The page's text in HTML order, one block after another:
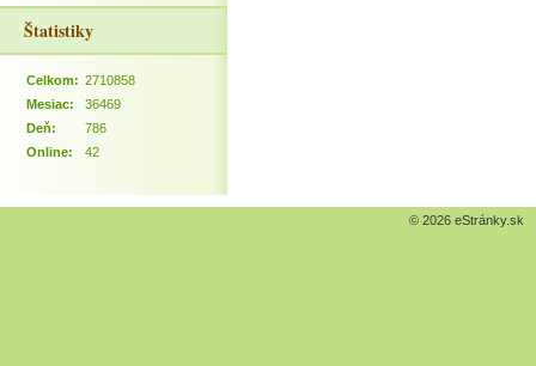
Štatistiky
Online: 42
Celkom: 2710858
Mesiac:
36469
Deň:
786
© 2026 eStránky.sk